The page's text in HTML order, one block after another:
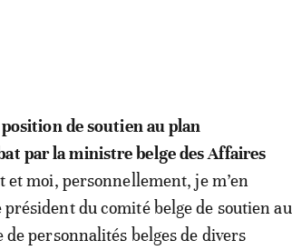
de soutien au plan
par la ministre belge des Affaires
et moi, personnellement, je m’en
du comité belge de soutien au
personnalités belges de divers